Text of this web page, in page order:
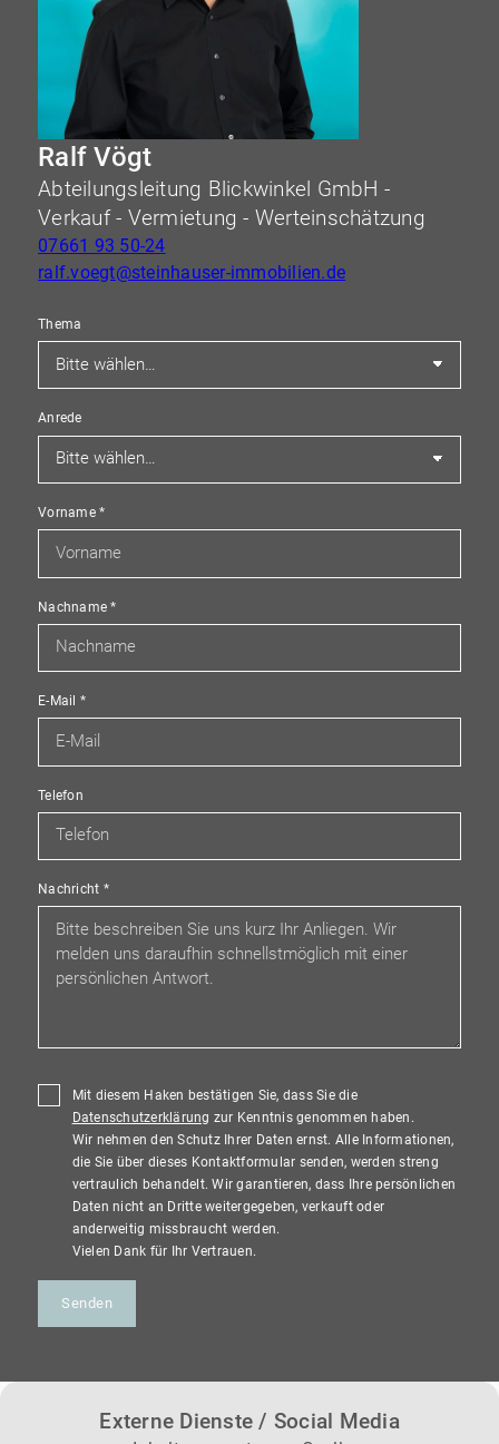
Ralf Vögt
Abteilungsleitung Blickwinkel GmbH -
Verkauf - Vermietung - Werteinschätzung
07661 93 50-24
ralf.voegt@steinhauser-immobilien.de
Thema
Anrede
Vorname*
Nachname*
E-Mail *
Telefon
Nachricht *
Mit diesem Haken bestätigen Sie, dass Sie die
Datenschutzerklärung zur Kenntnis genommen haben.
Wir nehmen den Schutz Ihrer Daten ernst. Alle Informationen,
die Sie über dieses Kontaktformular senden, werden streng
vertraulich behandelt. Wir garantieren, dass Ihre persönlichen
Daten nicht an Dritte weitergegeben, verkauft oder
anderweitig missbraucht werden.
Vielen Dank für Ihr Vertrauen.
Senden
Externe Dienste / Social Media